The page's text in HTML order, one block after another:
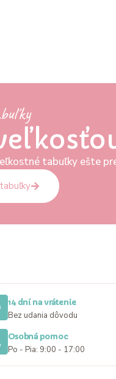
tabuľky ešte
14 dní na vrátenie
Bez udania dôvodu
Osobná pomoc
Po - Pia: 9:00 - 17:00